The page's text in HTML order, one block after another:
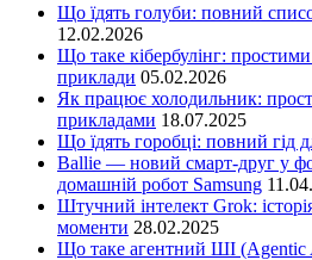
Що їдять голуби: повний
12.02.2026
Що таке кібербулінг:
приклади 05.02.2026
Як працює холодильник:
прикладами 18.07.2025
Що їдять горобці: повний гід
Ballie — новий смарт-друг у
домашній робот Samsung
Штучний інтелект Grok:
моменти 28.02.2025
Що таке агентний ШІ (Agentic